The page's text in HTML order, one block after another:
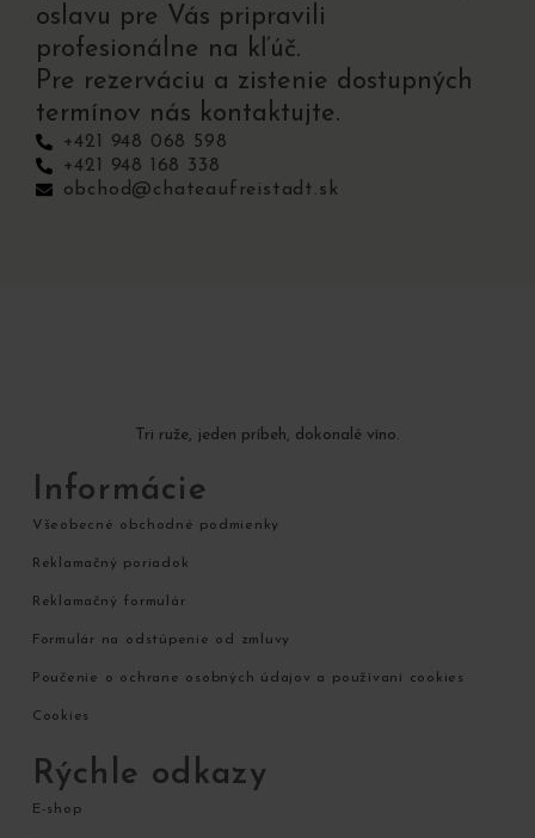
oslavu pre Vás pripravili
profesionálne na kľúč.
Pre rezerváciu a zistenie dostupných
termínov nás kontaktujte.
+421 948 068 598
+421 948 168 338
obchod@chateaufreistadt.sk
Tri ruže, jeden príbeh, dokonalé víno.
Informácie
Všeobecné obchodné podmienky
Reklamačný poriadok
Reklamačný formulár
Formulár na odstúpenie od zmluvy
Poučenie o ochrane osobných údajov a používaní cookies
Cookies
Rýchle odkazy
E-shop